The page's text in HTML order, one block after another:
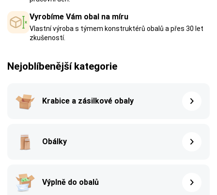
Vyrobíme Vám obal na míru
Vlastní výroba s týmem konstruktérů obalů a přes 30 let
zkušeností.
Nejoblíbenější kategorie
Krabice a zásilkové obaly
Obálky
Výplně do obalů